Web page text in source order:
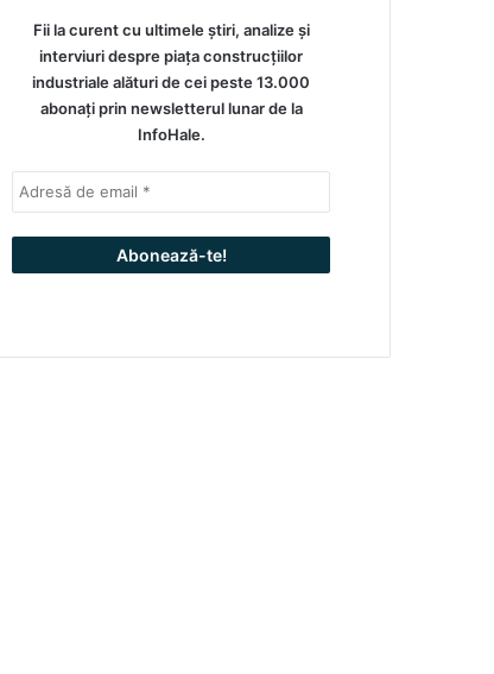
Fii la curent cu ultimele știri, analize și
interviuri despre piața construcțiilor
industriale alături de cei peste 13.000
abonați prin newsletterul lunar de la
InfoHale.